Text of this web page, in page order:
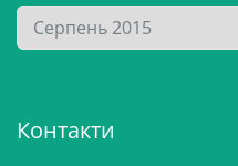
А
р
в
Контакти